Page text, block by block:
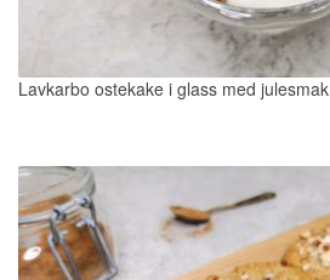
Lavkarbo ostekake i glass med julesmak